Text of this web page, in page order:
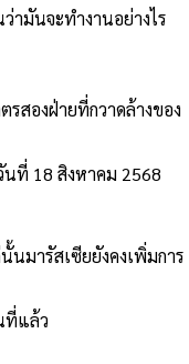
ามันจะทำงานอย่างไร
สองฝ่ายที่กวาดล้างของ
นที่ 18 สิงหาคม 2568
มารัสเซียยังคงเพิ่มการ
ที่แล้ว